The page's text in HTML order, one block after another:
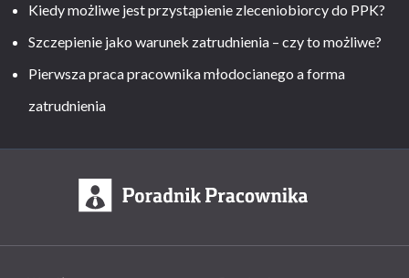
Kiedy możliwe jest przystąpienie zleceniobiorcy do PPK?
Szczepienie jako warunek zatrudnienia – czy to możliwe?
Pierwsza praca pracownika młodocianego a forma
zatrudnienia